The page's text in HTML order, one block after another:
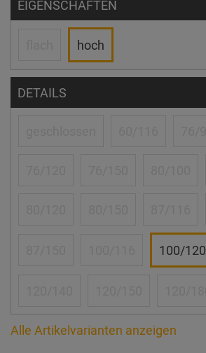
EIGENSCHAFTEN
hoch
DETAILS
100/120
Alle Artikelvarianten anzeigen